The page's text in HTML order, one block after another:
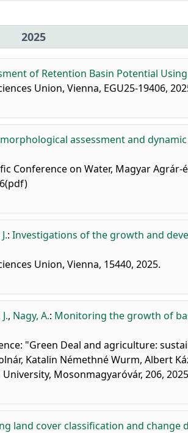
2025
of Retention Basin Potential
Union, Vienna, EGU25-19406,
assessment and
Conference on Water, Magyar Agrár-
: Investigations of the growth and
Union, Vienna, 15440, 2025.
, Nagy, A.: Monitoring the growth of
"Green Deal and agriculture:
Katalin Némethné Wurm, Albert
Mosonmagyaróvár, 206,
land cover classification and change